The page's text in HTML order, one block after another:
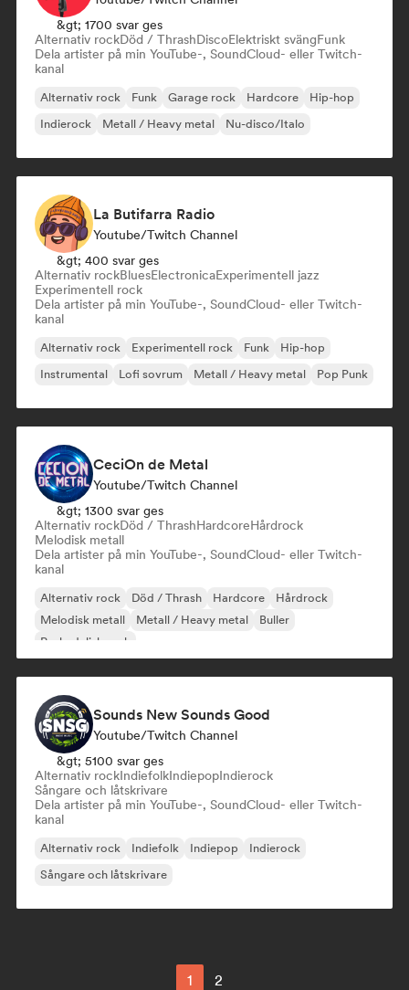
&gt; 1700 svar ges
Alternativ rockDöd / ThrashDiscoElektriskt svängFunk
Dela artister på min YouTube-, SoundCloud- eller Twitch-
kanal
Alternativ rock Funk Garage rock Hardcore
Hip-hop
Indierock
Metall / Heavy metal Nu-disco/Italo
La Butifarra Radio
Youtube/Twitch Channel
&gt; 400 svar ges
Alternativ rockBluesElectronicaExperimentell jazz
Experimentell rock
Dela artister på min YouTube-, SoundCloud- eller Twitch-
kanal
Alternativ rock Experimentell rock Funk
Hip-hop
Instrumental
Lofi sovrum Metall / Heavy metal Pop Punk
CeciOn de Metal
Youtube/Twitch Channel
&gt; 1300 svar ges
Alternativ rockDöd / ThrashHardcoreHårdrock
Melodisk metall
Dela artister på min YouTube-, SoundCloud- eller Twitch-
kanal
Alternativ rock Död / Thrash Hardcore
Hårdrock
Melodisk metall
Metall / Heavy metal
Buller
Psykedelisk rock
Sounds New Sounds Good
Youtube/Twitch Channel
&gt; 5100 svar ges
Alternativ rockIndiefolkIndiepopIndierock
Sångare och låtskrivare
Dela artister på min YouTube-, SoundCloud- eller Twitch-
kanal
Alternativ rock Indiefolk Indiepop
Indierock
Sångare och låtskrivare
1 2